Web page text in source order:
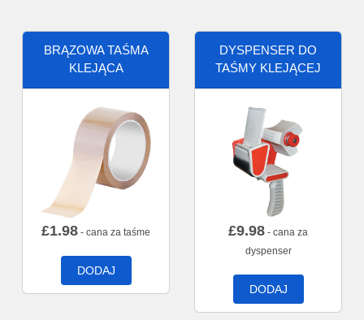
BRĄZOWA TAŚMA
KLEJĄCA
£1.98 - cana za taśme
DODAJ
DYSPENSER DO
TAŚMY KLEJĄCEJ
£9.98 - cana za
dyspenser
DODAJ